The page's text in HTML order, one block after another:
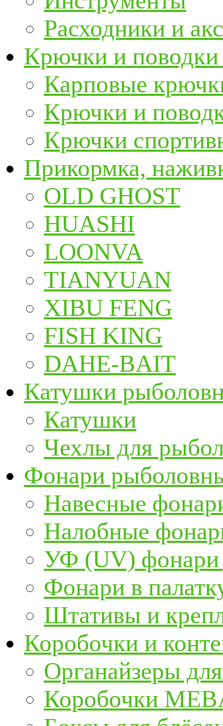
Расходники и
Крючки и
Карповые
Крючки и
Крючки
Прикормка,
OLD GHOST
HUASHI
LOONVA
TIANYUAN
XIBU FENG
FISH KING
DAHE-BAIT
Катушки
Катушки
Чехлы для
Фонари
Навесные
Налобные
УФ (UV) фонари
Фонари в
Штативы и
Коробочки и
Органайзеры
Коробочки